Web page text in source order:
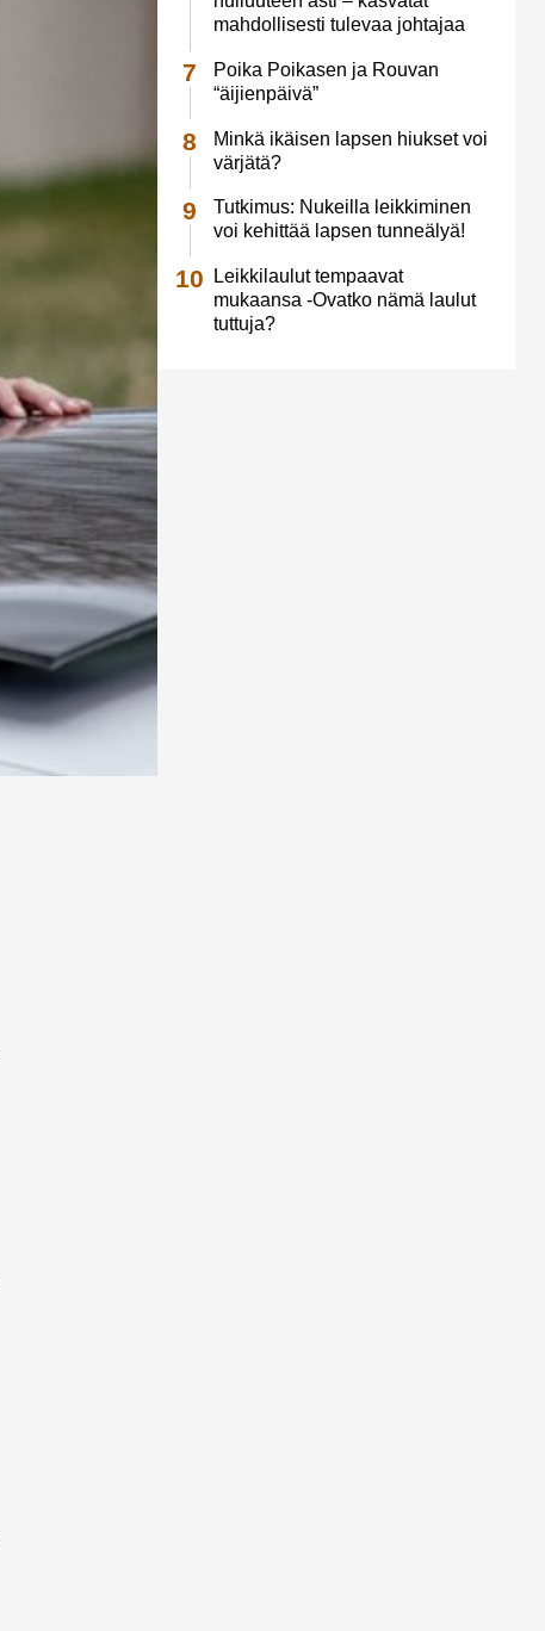
mahdollisesti tulevaa johtajaa
Poika Poikasen ja Rouvan
“äijienpäivä”
Minkä ikäisen lapsen hiukset voi
värjätä?
Tutkimus: Nukeilla leikkiminen
voi kehittää lapsen tunneälyä!
Leikkilaulut tempaavat
mukaansa -Ovatko nämä laulut
tuttuja?